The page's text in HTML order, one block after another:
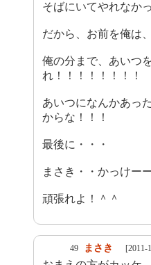
そばにいてやれなか
だから、お前を俺は
俺の分まで、あいつ
れ！！！！！！！！
あいつになんかあっ
からな！！！
最後に・・・
まさき・・かっけー
頑張れよ！＾＾
49 まさき [2011-